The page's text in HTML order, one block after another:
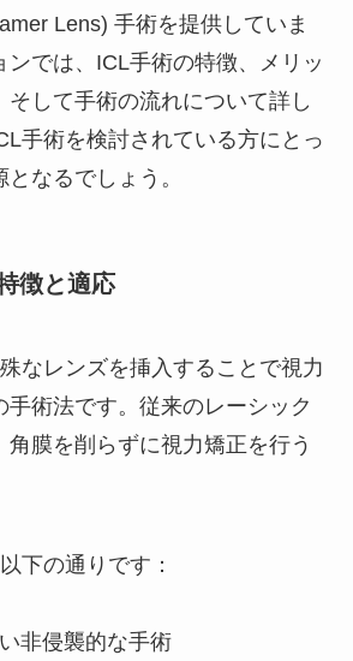
Lens) 手術を提供していま
ンでは、ICL手術の特徴、メリッ
そして手術の流れについて詳し
手術を検討されている方にとっ
なるでしょう。
徴と適応
なレンズを挿入することで視力
手術法です。従来のレーシック
膜を削らずに視力矯正を行う
下の通りです：
非侵襲的な手術